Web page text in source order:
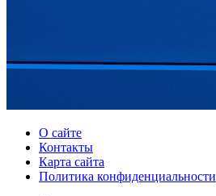
О сайте
Контакты
Карта сайта
Политика конфиденциальности